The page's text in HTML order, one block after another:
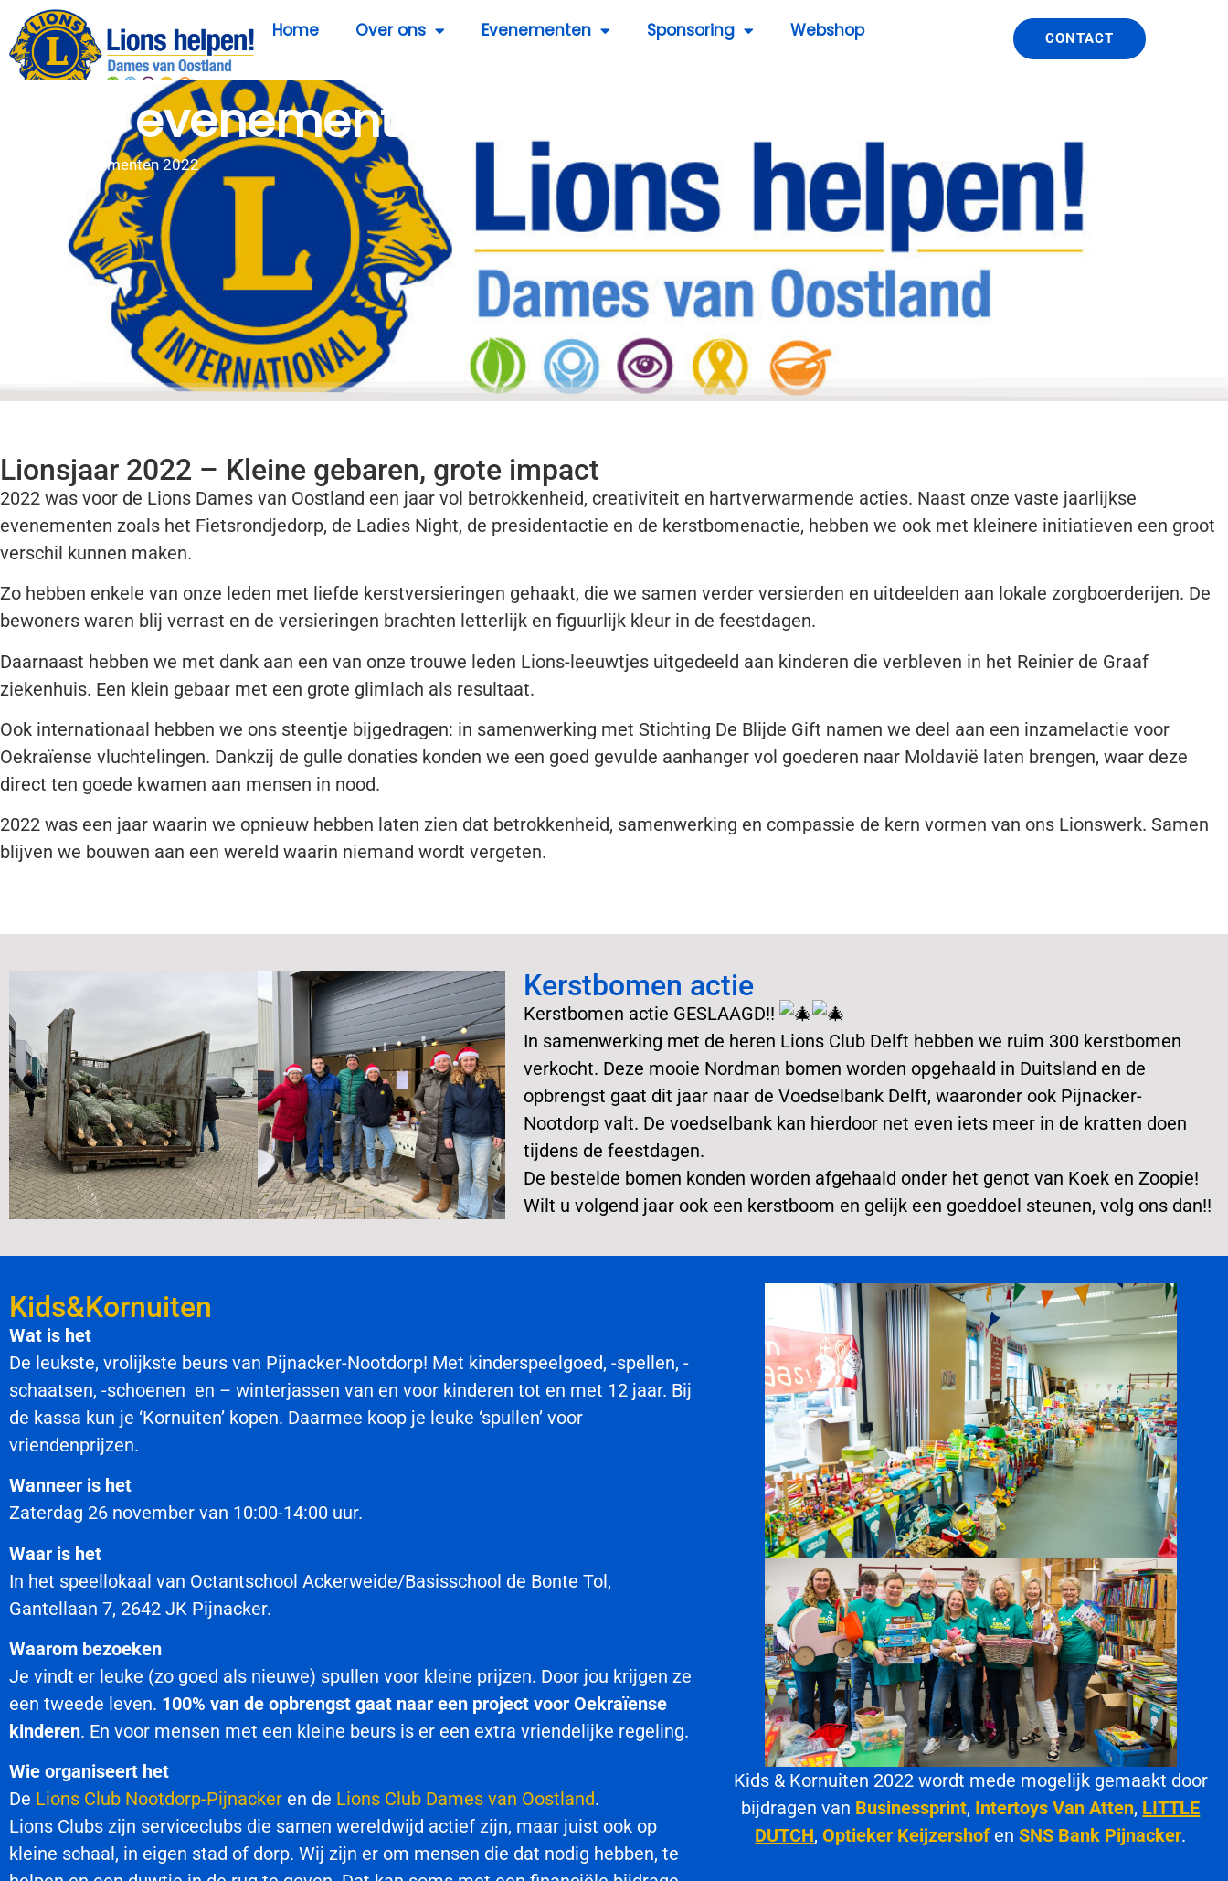
Home Over ons Evenementen Sponsoring Webshop CONTACT
Onze evenementen 2022
Evenementen 2022
Lionsjaar 2022 – Kleine gebaren, grote impact
2022 was voor de Lions Dames van Oostland een jaar vol betrokkenheid, creativiteit en hartverwarmende acties. Naast onze vaste jaarlijkse
evenementen zoals het Fietsrondjedorp, de Ladies Night, de presidentactie en de kerstbomenactie, hebben we ook met kleinere initiatieven een groot
verschil kunnen maken.
Zo hebben enkele van onze leden met liefde kerstversieringen gehaakt, die we samen verder versierden en uitdeelden aan lokale zorgboerderijen. De
bewoners waren blij verrast en de versieringen brachten letterlijk en figuurlijk kleur in de feestdagen.
Daarnaast hebben we met dank aan een van onze trouwe leden Lions-leeuwtjes uitgedeeld aan kinderen die verbleven in het Reinier de Graaf
ziekenhuis. Een klein gebaar met een grote glimlach als resultaat.
Ook internationaal hebben we ons steentje bijgedragen: in samenwerking met Stichting De Blijde Gift namen we deel aan een inzamelactie voor
Oekraïense vluchtelingen. Dankzij de gulle donaties konden we een goed gevulde aanhanger vol goederen naar Moldavië laten brengen, waar deze
direct ten goede kwamen aan mensen in nood.
2022 was een jaar waarin we opnieuw hebben laten zien dat betrokkenheid, samenwerking en compassie de kern vormen van ons Lionswerk. Samen
blijven we bouwen aan een wereld waarin niemand wordt vergeten.
Kerstbomen actie
Kerstbomen actie GESLAAGD!!
In samenwerking met de heren Lions Club Delft hebben we ruim 300 kerstbomen
verkocht. Deze mooie Nordman bomen worden opgehaald in Duitsland en de
opbrengst gaat dit jaar naar de Voedselbank Delft, waaronder ook Pijnacker-
Nootdorp valt. De voedselbank kan hierdoor net even iets meer in de kratten doen
tijdens de feestdagen.
De bestelde bomen konden worden afgehaald onder het genot van Koek en Zoopie!
Wilt u volgend jaar ook een kerstboom en gelijk een goeddoel steunen, volg ons dan!!
Kids & Kornuiten 2022 wordt mede mogelijk gemaakt door
bijdragen van Businessprint, Intertoys Van Atten, LITTLE
DUTCH,Optieker KeijzershofenSNS Bank Pijnacker.
Kids&Kornuiten
Wat is het
De leukste, vrolijkste beurs van Pijnacker-Nootdorp! Met kinderspeelgoed, -spellen, -
schaatsen, -schoenen en – winterjassen van en voor kinderen tot en met 12 jaar. Bij
de kassa kun je ‘Kornuiten’ kopen. Daarmee koop je leuke ‘spullen’ voor
vriendenprijzen.
Wanneer is het
Zaterdag 26 november van 10:00-14:00 uur.
Waar is het
In het speellokaal van Octantschool Ackerweide/Basisschool de Bonte Tol,
Gantellaan 7, 2642 JK Pijnacker.
Waarom bezoeken
Je vindt er leuke (zo goed als nieuwe) spullen voor kleine prijzen. Door jou krijgen ze
een tweede leven. 100% van de opbrengst gaat naar een project voor Oekraïense
kinderen. En voor mensen met een kleine beurs is er een extra vriendelijke regeling.
Wie organiseert het
De Lions Club Nootdorp-Pijnacker en de Lions Club Dames van Oostland.
Lions Clubs zijn serviceclubs die samen wereldwijd actief zijn, maar juist ook op
kleine schaal, in eigen stad of dorp. Wij zijn er om mensen die dat nodig hebben, te